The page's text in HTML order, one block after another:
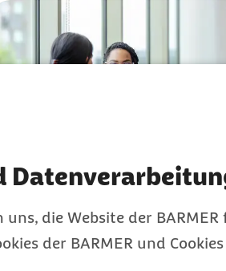
uns, die Website der
der BARMER und
Erste Hilfe:
tun, wenn die
Hilfe